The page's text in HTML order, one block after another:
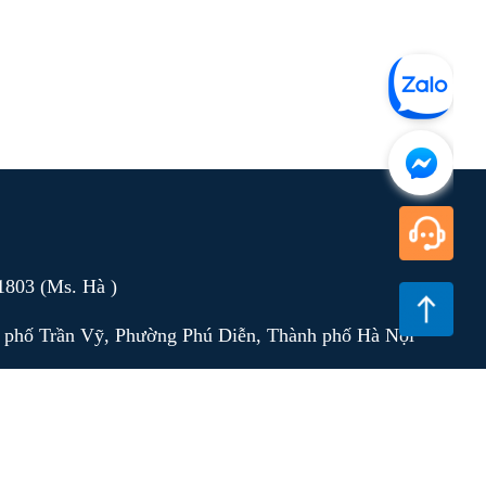
(Ms. Hà )
Trần Vỹ, Phường Phú Diễn, Thành phố Hà Nội